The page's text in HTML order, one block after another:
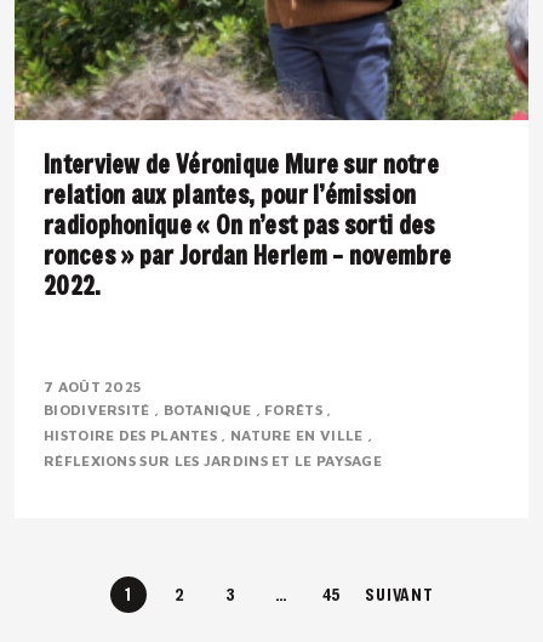
Interview de Véronique Mure sur notre
relation aux plantes, pour l’émission
radiophonique « On n’est pas sorti des
ronces » par Jordan Herlem – novembre
2022.
ingénieure en agronomie tropicale. Passionnée par la
flore méditerranéenne, elle défend depuis..
7 AOÛT 2025
BIODIVERSITÉ
BOTANIQUE
FORÊTS
HISTOIRE DES PLANTES
NATURE EN VILLE
RÉFLEXIONS SUR LES JARDINS ET LE PAYSAGE
1 2 3 … 45 SUIVANT